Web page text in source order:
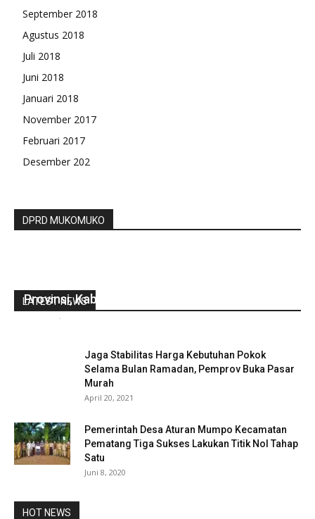
September 2018
Agustus 2018
Juli 2018
Juni 2018
Januari 2018
November 2017
Februari 2017
Desember 202
DPRD MUKOMUKO
LATEST NEWS
Provinsi, Kabupaten/Kota se-Sumsel
-
Jaga Stabilitas Harga Kebutuhan Pokok
Selama Bulan Ramadan, Pemprov Buka Pasar
Murah
April 20, 2021
Pemerintah Desa Aturan Mumpo Kecamatan
Pematang Tiga Sukses Lakukan Titik Nol Tahap
Satu
Juni 8, 2020
HOT NEWS